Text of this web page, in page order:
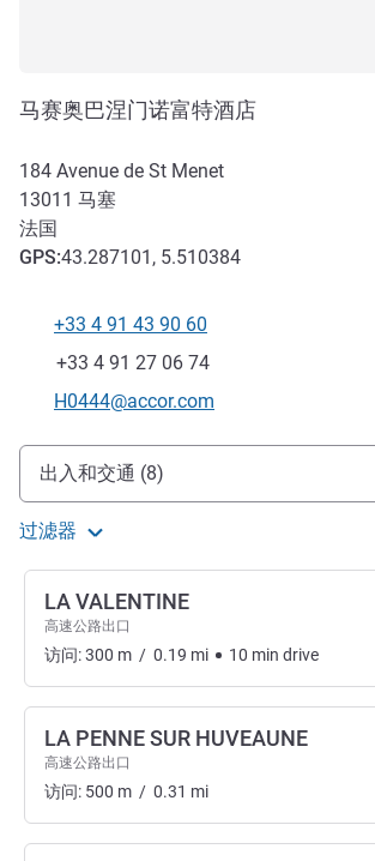
马赛奥巴涅门诺富特酒店
184 Avenue de St Menet
13011 马塞
法国
GPS:43.287101, 5.510384
电话
+33 4 91 43 90 60
传真
+33 4 91 27 06 74
联系电子邮件
H0444@accor.com
抵达和交通
出入和交通 (8)
过滤器
LA VALENTINE
高速公路出口
访问:300 m / 0.19 mi 10 min drive
LA PENNE SUR HUVEAUNE
高速公路出口
访问: 500 m / 0.31 mi